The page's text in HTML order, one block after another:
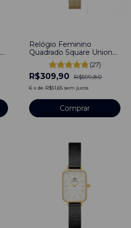
Relógio Feminino
Quadrado Square Union
Black Gold Full Aço
Inoxidável banhado a
titânio
(27)
R$309,90 R$599,80
6 x de R$51,65 sem juros
Comprar